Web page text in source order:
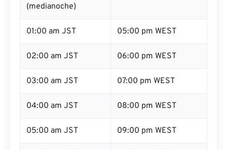
(medianoche)
01:00 am JST 05:00 pm WEST
02:00 am JST 06:00 pm WEST
03:00 am JST 07:00 pm WEST
04:00 am JST 08:00 pm WEST
05:00 am JST 09:00 pm WEST